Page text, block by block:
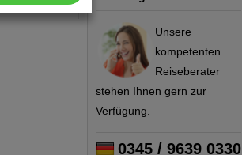
Unsere
kompetenten
Reiseberater
stehen Ihnen gern zur
Verfügung.
0345 / 9639 0330